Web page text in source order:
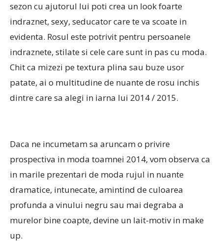
sezon cu ajutorul lui poti crea un look foarte
indraznet, sexy, seducator care te va scoate in
evidenta. Rosul este potrivit pentru persoanele
indraznete, stilate si cele care sunt in pas cu moda.
Chit ca mizezi pe textura plina sau buze usor
patate, ai o multitudine de nuante de rosu inchis
dintre care sa alegi in iarna lui 2014 / 2015.
Daca ne incumetam sa aruncam o privire
prospectiva in moda toamnei 2014, vom observa ca
in marile prezentari de moda rujul in nuante
dramatice, intunecate, amintind de culoarea
profunda a vinului negru sau mai degraba a
murelor bine coapte, devine un lait-motiv in make
up.